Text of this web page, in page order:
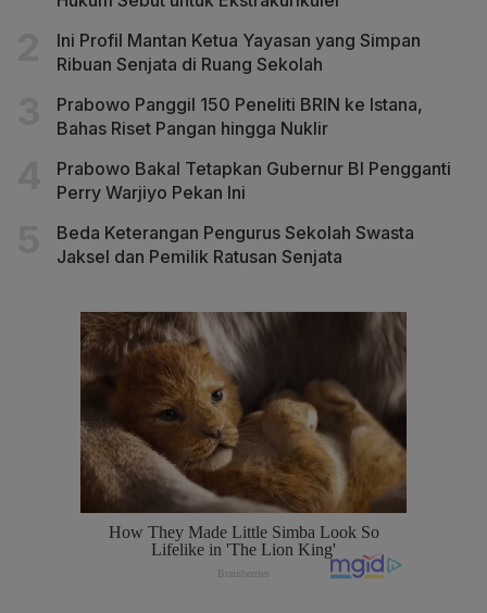
Ini Profil Mantan Ketua Yayasan yang Simpan
Ribuan Senjata di Ruang Sekolah
Prabowo Panggil 150 Peneliti BRIN ke Istana,
Bahas Riset Pangan hingga Nuklir
Prabowo Bakal Tetapkan Gubernur BI Pengganti
Perry Warjiyo Pekan Ini
Beda Keterangan Pengurus Sekolah Swasta
Jaksel dan Pemilik Ratusan Senjata